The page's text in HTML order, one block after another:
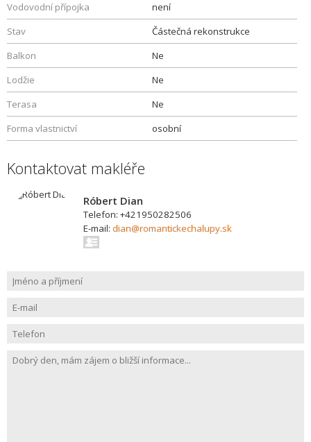
Vodovodní přípojka
není
Stav
Částečná rekonstrukce
Balkon
Ne
Lodžie
Ne
Terasa
Ne
Forma vlastnictví
osobní
Kontaktovat makléře
Róbert Dian
Telefon: +421950282506
E-mail: dian@romantickechalupy.sk